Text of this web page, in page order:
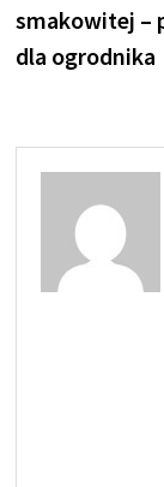
smakowitej –
dla ogrodnika